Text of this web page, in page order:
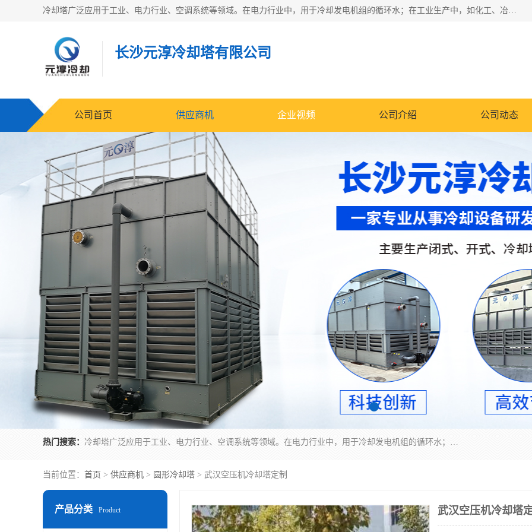
冷却塔广泛应用于工业、电力行业、空调系统等领域。在电力行业中，用于冷却发电机组的循环水；在工业生产中，如化工、冶金等行业，可降低生产过程中产生的热量；在空调系统中，为空调设备提供冷却水源
长沙元淳冷却塔有限公司
公司首页 供应商机 企业视频 公司介绍 公司动态
热门搜索： 冷却塔广泛应用于工业、电力行业、空调系统等领域。在电力行业中，用于冷却发电机组的循环水；在工业生产中，如化工、冶金等行业，可降低生产过程中产生的热量；在空调系统中，为空调设备提供冷却水源
当前位置： 首页 > 供应商机 > 圆形冷却塔 > 武汉空压机冷却塔定制
产品分类 Product 武汉空压机冷却塔